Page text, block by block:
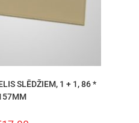
SLĒDŽIEM, 1 + 1, 86 *